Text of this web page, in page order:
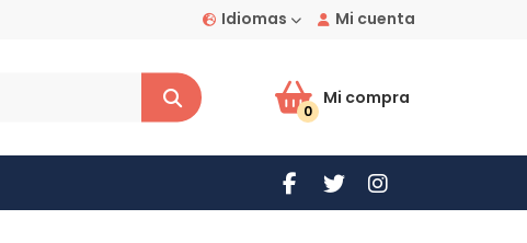
Mi cuenta
Idiomas
Mi compra
0